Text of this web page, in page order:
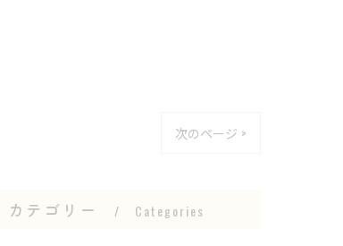
次のページ >
カテゴリー Categories